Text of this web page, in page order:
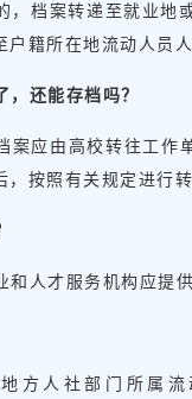
，档案转递至就业
户籍所在地流动人员
还能存档吗？
案应由高校转往工
，按照有关规定进行
和人才服务机构应提
方人社部门所属